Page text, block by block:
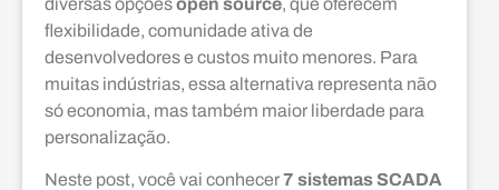
flexibilidade, comunidade ativa de
desenvolvedores e custos muito menores. Para
muitas indústrias, essa alternativa representa não
só economia, mas também maior liberdade para
personalização.
Neste post, você vai conhecer7 sistemas SCADA